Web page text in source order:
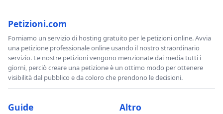
Petizioni.com
Forniamo un servizio di hosting gratuito per le petizioni online. Avvia
una petizione professionale online usando il nostro straordinario
servizio. Le nostre petizioni vengono menzionate dai media tutti i
giorni, perciò creare una petizione è un ottimo modo per ottenere
visibilità dal pubblico e da coloro che prendono le decisioni.
Guide Altro